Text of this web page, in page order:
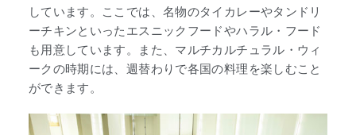
しています。ここでは、名物のタイカレーやタンドリ
ーチキンといったエスニックフードやハラル・フード
も用意しています。また、マルチカルチュラル・ウィ
ークの時期には、週替わりで各国の料理を楽しむこと
ができます。